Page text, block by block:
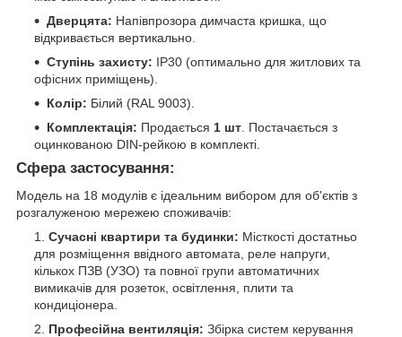
Дверцята: Напівпрозора димчаста кришка, що
відкривається вертикально.
Ступінь захисту: IP30 (оптимально для житлових та
офісних приміщень).
Колір: Білий (RAL 9003).
Комплектація: Продається 1 шт. Постачається з
оцинкованою DIN-рейкою в комплекті.
Сфера застосування:
Модель на 18 модулів є ідеальним вибором для об'єктів з
розгалуженою мережею споживачів:
Сучасні квартири та будинки: Місткості достатньо
для розміщення ввідного автомата, реле напруги,
кількох ПЗВ (УЗО) та повної групи автоматичних
вимикачів для розеток, освітлення, плити та
кондиціонера.
Професійна вентиляція: Збірка систем керування